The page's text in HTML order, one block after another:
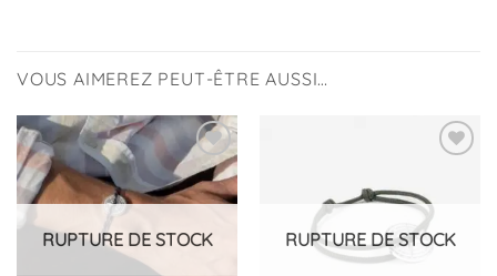
VOUS AIMEREZ PEUT-ÊTRE AUSSI…
Ajouter
à la
liste
RUPTURE DE STOCK
d’envies
RUPTURE DE STOCK